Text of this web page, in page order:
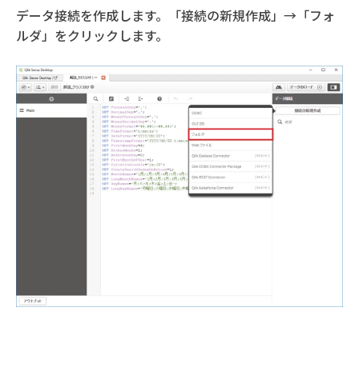
データ接続を作成します。「接続の新規作成」→「フォ
ルダ」をクリックします。